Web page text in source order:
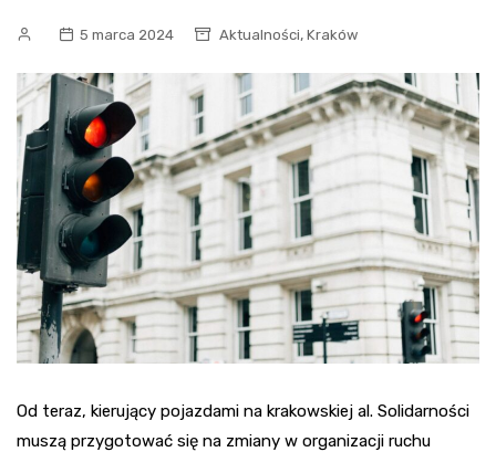
5 marca 2024 Aktualności, Kraków
Od teraz, kierujący pojazdami na krakowskiej al. Solidarności
muszą przygotować się na zmiany w organizacji ruchu